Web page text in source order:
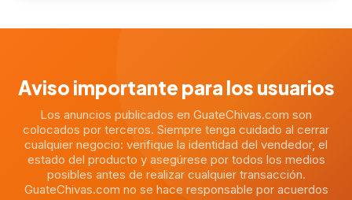
Aviso importante para los usuarios
Los anuncios publicados en GuateChivas.com son
colocados por terceros. Siempre tenga cuidado al cerrar
cualquier negocio: verifique la identidad del vendedor, el
estado del producto y asegúrese por todos los medios
posibles antes de realizar cualquier transacción.
GuateChivas.com no se hace responsable por acuerdos